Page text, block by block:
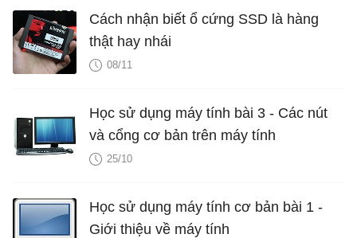
Cách nhận biết ổ cứng SSD là hàng
thật hay nhái
08/11
Học sử dụng máy tính bài 3 - Các nút
và cổng cơ bản trên máy tính
25/10
Học sử dụng máy tính cơ bản bài 1 -
Giới thiệu về máy tính